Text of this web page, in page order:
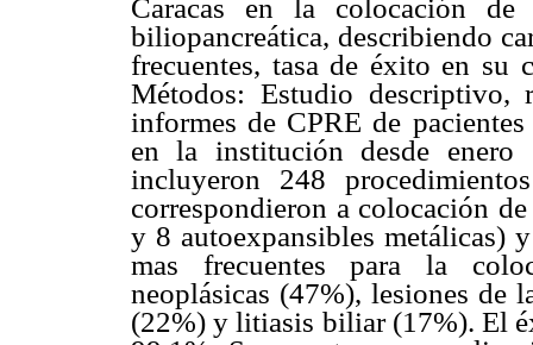
Caracas en la colocación de
biliopancreática, describiendo
frecuentes, tasa de éxito en su
Métodos: Estudio descriptivo,
informes de CPRE de
en la institución desde enero
incluyeron 248
correspondieron a colocación
y 8 autoexpansibles metálicas)
mas frecuentes para la
neoplásicas (47%), lesiones de
(22%) y litiasis biliar (17%). El